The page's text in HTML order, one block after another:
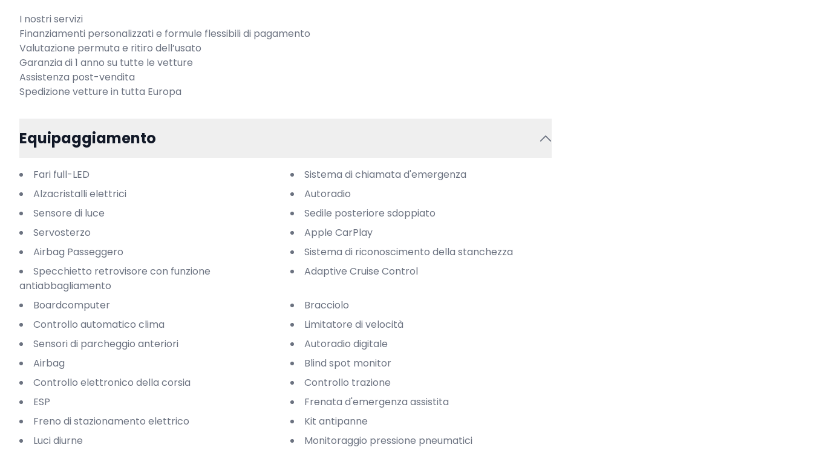
I nostri servizi
Finanziamenti personalizzati e formule flessibili di pagamento
Valutazione permuta e ritiro dell’usato
Garanzia di 1 anno su tutte le vetture
Assistenza post-vendita
Spedizione vetture in tutta Europa
Equipaggiamento
Fari full-LED
Sistema di chiamata d'emergenza
Alzacristalli elettrici
Autoradio
Sensore di luce
Sedile posteriore sdoppiato
Servosterzo
Apple CarPlay
Airbag Passeggero
Sistema di riconoscimento della stanchezza
Specchietto retrovisore con funzione
antiabbagliamento
Adaptive Cruise Control
Boardcomputer
Bracciolo
Controllo automatico clima
Limitatore di velocità
Sensori di parcheggio anteriori
Autoradio digitale
Airbag
Blind spot monitor
Controllo elettronico della corsia
Controllo trazione
ESP
Frenata d'emergenza assistita
Freno di stazionamento elettrico
Kit antipanne
Luci diurne
Monitoraggio pressione pneumatici